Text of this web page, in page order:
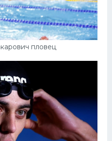
пловец